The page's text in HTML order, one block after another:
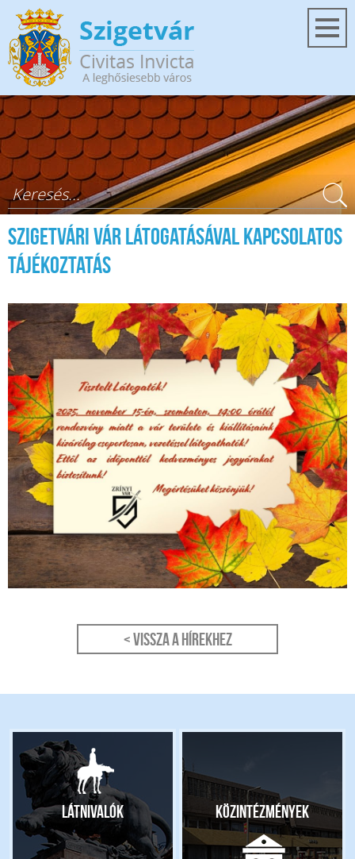
Ugrás a tartalomra
Keresés űrlap
Szigetvári Vár látogatásával kapcsolatos
tájékoztatás
< Vissza a hírekhez
Látnivalók Közintézmények